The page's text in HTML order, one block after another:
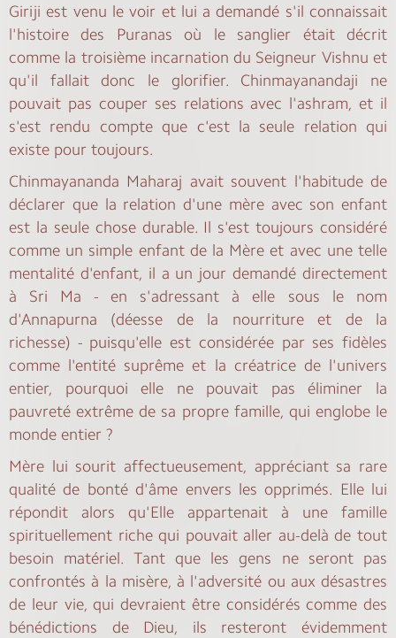
Giriji est venu le voir et lui a demandé s'il connaissait
l'histoire des Puranas où le sanglier était décrit
comme la troisième incarnation du Seigneur Vishnu et
qu'il fallait donc le glorifier. Chinmayanandaji ne
pouvait pas couper ses relations avec l'ashram, et il
s'est rendu compte que c'est la seule relation qui
existe pour toujours.
Chinmayananda Maharaj avait souvent l'habitude de
déclarer que la relation d'une mère avec son enfant
est la seule chose durable. Il s'est toujours considéré
comme un simple enfant de la Mère et avec une telle
mentalité d'enfant, il a un jour demandé directement
à Sri Ma - en s'adressant à elle sous le nom
d'Annapurna (déesse de la nourriture et de la
richesse) - puisqu'elle est considérée par ses fidèles
comme l'entité suprême et la créatrice de l'univers
entier, pourquoi elle ne pouvait pas éliminer la
pauvreté extrême de sa propre famille, qui englobe le
monde entier ?
Mère lui sourit affectueusement, appréciant sa rare
qualité de bonté d'âme envers les opprimés. Elle lui
répondit alors qu'Elle appartenait à une famille
spirituellement riche qui pouvait aller au-delà de tout
besoin matériel. Tant que les gens ne seront pas
confrontés à la misère, à l'adversité ou aux désastres
de leur vie, qui devraient être considérés comme des
bénédictions de Dieu, ils resteront évidemment